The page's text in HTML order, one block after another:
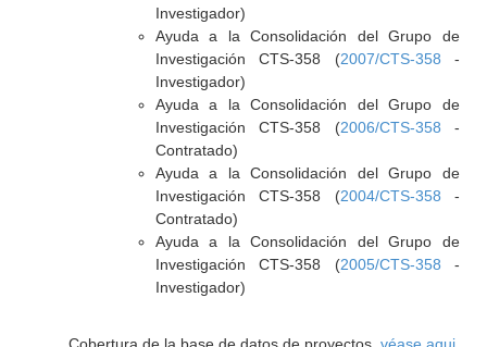
Investigador)
Ayuda a la Consolidación del Grupo de
Investigación CTS-358 (2007/CTS-358 -
Investigador)
Ayuda a la Consolidación del Grupo de
Investigación CTS-358 (2006/CTS-358 -
Contratado)
Ayuda a la Consolidación del Grupo de
Investigación CTS-358 (2004/CTS-358 -
Contratado)
Ayuda a la Consolidación del Grupo de
Investigación CTS-358 (2005/CTS-358 -
Investigador)